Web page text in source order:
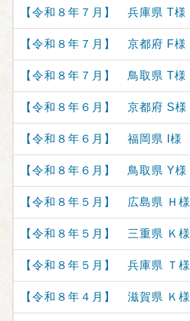
【令和８年７月】 兵庫県 T様
【令和８年７月】 京都府 F様
【令和８年７月】 鳥取県 T様
【令和８年６月】 京都府 S様
【令和８年６月】 福岡県 I様
【令和８年６月】 鳥取県 Y様
【令和８年５月】 広島県 Ｈ様
【令和８年５月】 三重県 Ｋ様
【令和８年５月】 兵庫県 Ｔ様
【令和８年４月】 滋賀県 Ｋ様